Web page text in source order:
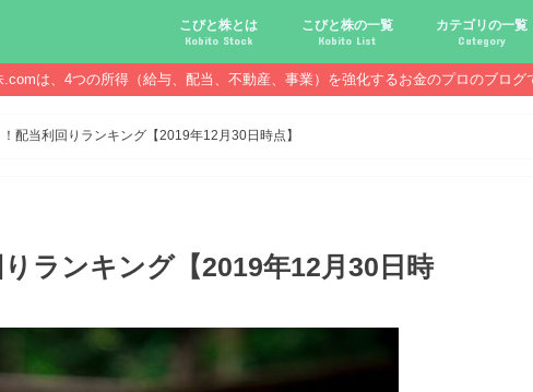
こびと株とは
Kobito Stock
こびと株投資を始める前に マジメなだけじ
配当金が守る、
配当金があれば
債券・投信・中
口座開設！こび
必ず知っておき
こびと株の10条件
こびと株のメリット,デメリット
こびと株の投資10原則
こびと株投資のモデル紹介
こびと株の一覧
Kobito List
こびとNo.2169 CDS
こびとNo.4762 エックスネット
こびとNo.7751 キヤノン
こびとNo.7820 ニホンフラッシュ
こびとNo.7921 宝印刷
こびとNo.9986 蔵王産業
カテゴリの一覧
Category
こびと株.comラ
給与ハック
副業ハック
配当金ハック
年金ハック
倹約ハック
.comは、4つの所得（給与、配当、不動産、事業）を強化するお金のプロのブログ
配当利回りランキング【2019年12月30日時点】
ランキング【2019年12月30日時